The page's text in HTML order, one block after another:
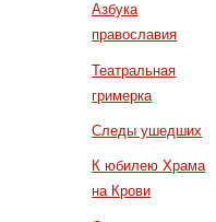
Азбука
православия
Театральная
гримерка
Следы ушедших
К юбилею Храма
на Крови